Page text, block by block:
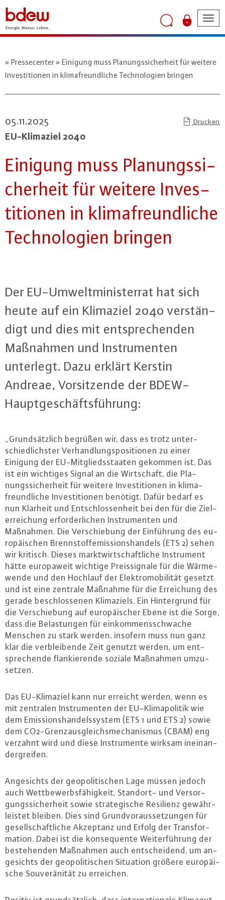
Pressecenter
Einigung muss Planungssicherheit für weitere
Investitionen in klimafreundliche Technologien bringen
05.11.2025 Drucken
EU-Kli­ma­ziel 2040
Einigung muss Pla­nungs­si­
cher­heit für weitere In­ves­
ti­tio­nen in kli­ma­freund­li­che
Tech­no­lo­gi­en bringen
Der EU-Um­welt­mi­nis­ter­rat hat sich
heute auf ein Klimaziel 2040 ver­stän­
digt und dies mit ent­spre­chen­den
Maßnahmen und In­stru­men­ten
unterlegt. Dazu erklärt Kerstin
Andreae, Vor­sit­zen­de der BDEW-
Haupt­ge­schäfts­füh­rung:
„Grund­sätz­lich begrüßen wir, dass es trotz un­ter­
schied­lichs­ter Ver­hand­lungs­po­si­tio­nen zu einer
Einigung der EU-Mit­glieds­staa­ten gekommen ist. Das
ist ein wichtiges Signal an die Wirt­schaft, die Pla­
nungs­si­cher­heit für weitere In­ves­ti­tio­nen in kli­ma­
freund­li­che In­ves­ti­tio­nen benötigt. Dafür bedarf es
nun Klarheit und Ent­schlos­sen­heit bei den für die Ziel­
er­rei­chung er­for­der­li­chen In­stru­men­ten und
Maßnahmen. Die Ver­schie­bung der Ein­füh­rung des eu­
ro­päi­schen Brenn­stoff­emis­si­ons­han­dels (ETS 2) sehen
wir kritisch. Dieses markt­wirt­schaft­li­che In­stru­ment
hätte eu­ro­pa­weit wichtige Preis­si­gna­le für die Wär­me­
wen­de und den Hochlauf der Elek­tro­mo­bi­li­tät gesetzt
und ist eine zentrale Maßnahme für die Er­rei­chung des
gerade be­schlos­se­nen Kli­ma­ziels. Ein Hin­ter­grund für
die Ver­schie­bung auf eu­ro­päi­scher Ebene ist die Sorge,
dass die Be­las­tun­gen für ein­kom­mens­schwa­che
Menschen zu stark werden, insofern muss nun ganz
klar die ver­blei­ben­de Zeit genutzt werden, um ent­
spre­chen­de flan­kie­ren­de soziale Maßnahmen um­zu­
set­zen.
Das EU-Kli­ma­ziel kann nur erreicht werden, wenn es
mit zentralen In­stru­men­ten der EU-Kli­ma­po­li­tik wie
dem Emis­si­ons­han­dels­sys­tem (ETS 1 und ETS 2) sowie
dem CO2-Grenz­aus­gleichs­me­cha­nis­mus (CBAM) eng
verzahnt wird und diese In­stru­men­te wirksam in­ein­an­
der­grei­fen.
An­ge­sichts der geo­po­li­ti­schen Lage müssen jedoch
auch Wett­be­werbs­fä­hig­keit, Standort- und Ver­sor­
gungs­si­cher­heit sowie stra­te­gi­sche Resilienz ge­währ­
leis­tet bleiben. Dies sind Grund­vor­aus­set­zun­gen für
ge­sell­schaft­li­che Akzeptanz und Erfolg der Trans­for­
ma­ti­on. Dabei ist die kon­se­quen­te Wei­ter­füh­rung der
be­ste­hen­den Maßnahmen auch ent­schei­dend, um an­
ge­sichts der geo­po­li­ti­schen Situation größere eu­ro­päi­
sche Sou­ve­rä­ni­tät zu erreichen.